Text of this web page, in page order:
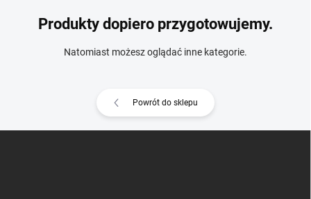
Produkty dopiero przygotowujemy.
Natomiast możesz oglądać inne kategorie.
Powrót do sklepu